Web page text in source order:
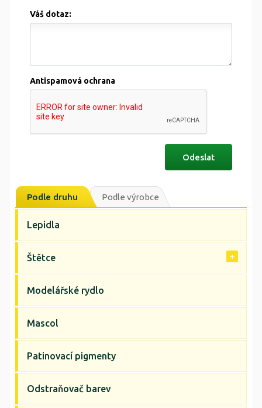
Váš dotaz:
Antispamová ochrana
Podle druhu Podle výrobce
Lepidla
Štětce
Modelářské rydlo
Mascol
Patinovací pigmenty
Odstraňovač barev